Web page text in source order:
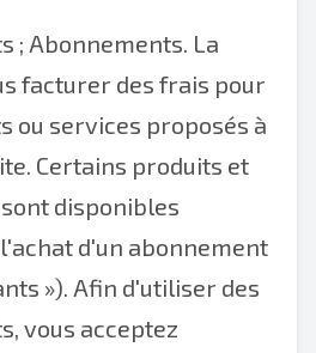
; Abonnements. La
facturer des frais pour
ou services proposés à
Certains produits et
disponibles
d'un abonnement
»). Afin d'utiliser des
vous acceptez